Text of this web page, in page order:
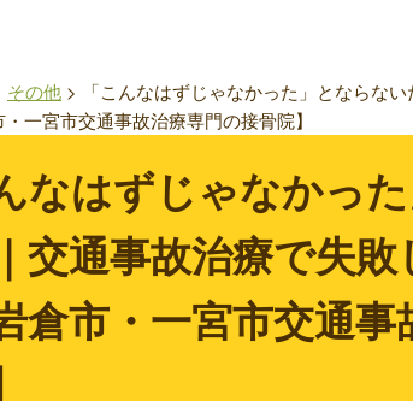
その他 >
「こんなはずじゃなかった」とならな
一宮市交通事故治療専門の接骨院】
なはずじゃなかっ
交通事故治療で失敗
倉市・一宮市交通事